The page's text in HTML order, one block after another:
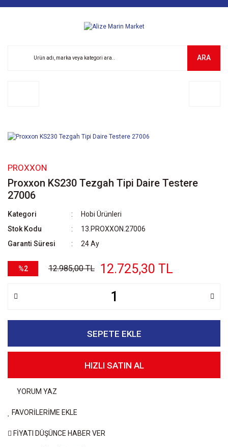
ARA
PROXXON
Proxxon KS230 Tezgah Tipi Daire Testere
27006
Kategori
Hobi Ürünleri
Stok Kodu
13.PROXXON.27006
Garanti Süresi
24 Ay
%2 12.985,00 TL 12.725,30 TL
SEPETE EKLE
HIZLI SATIN AL
YORUM YAZ
FAVORİLERİME EKLE
FİYATI DÜŞÜNCE HABER VER